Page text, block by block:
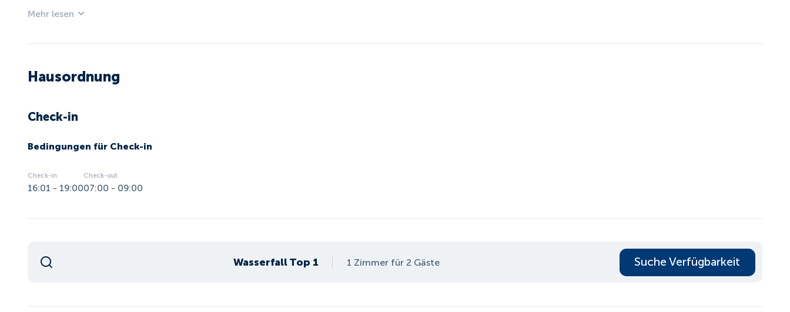
Mehr lesen
Hausordnung
Check-in
Bedingungen für Check-in
Check-in
16:01 - 19:00
Check-out
07:00 - 09:00
Wasserfall Top 1 1 Zimmer für 2 Gäste Suche Verfügbarkeit